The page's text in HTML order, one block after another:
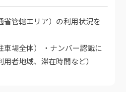
管轄エリア）の利用状況を
車場全体） ・ナンバー認識に
者地域、滞在時間など）